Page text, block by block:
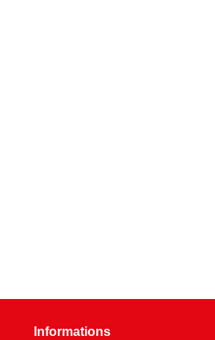
Informations